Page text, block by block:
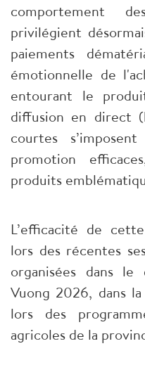
comportement
privilégient
paiements
émotionnelle de
entourant le
diffusion en direct
courtes
promotion
produits
L’efficacité de
lors des récentes
organisées dans
Vuong 2026, dans
lors des
agricoles de la